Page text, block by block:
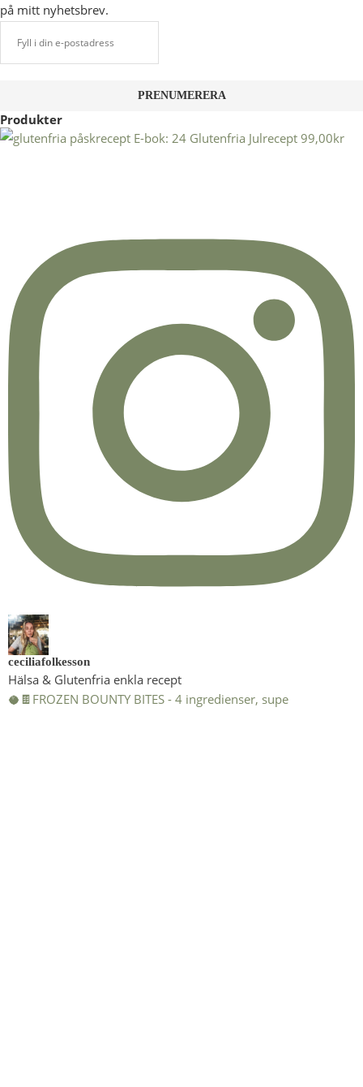
på mitt nyhetsbrev.
Produkter
E-bok: 24 Glutenfria Julrecept 99,00kr
ceciliafolkesson
Hälsa & Glutenfria enkla recept
🥥🍫FROZEN BOUNTY BITES - 4 ingredienser, supe